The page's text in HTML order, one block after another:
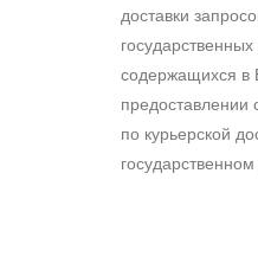
доставки
содержащихся в
предоставлении
по курьерской